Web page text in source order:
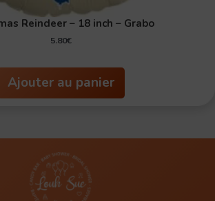
Reindeer – 18 inch – Grabo
5.80€
Ajouter au panier